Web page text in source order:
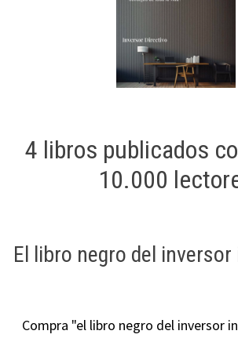
4 libros publicados
10.000
El libro negro del
Compra "el libro negro del inversor